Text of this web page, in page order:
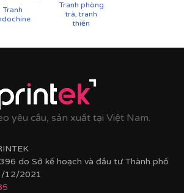
bền bỉ
lên khung thông đã qua xử lý
ẩm mốc.
khung bo viền chất liệu nhựa
cấp nâng tầm giá trị tranh.
Tranh
Tranh phòng
trà, tranh
thiền
yêu cầu, sản xuất tại Việt Nam.
do Sở kế hoạch và đầu tư Thành phố
12/2021